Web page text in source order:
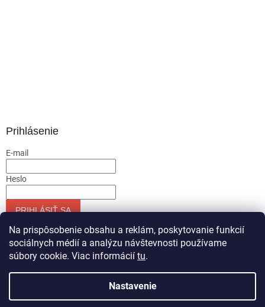
Na prispôsobenie obsahu a reklám, poskytovanie funkcií
sociálnych médií a analýzu návštevnosti používame
súbory cookie. Viac informácií tu.
Nastavenie
Prihlásenie
E-mail
Heslo
PRIHLÁSIŤ SA
Nová registráciaZabudnuté heslo